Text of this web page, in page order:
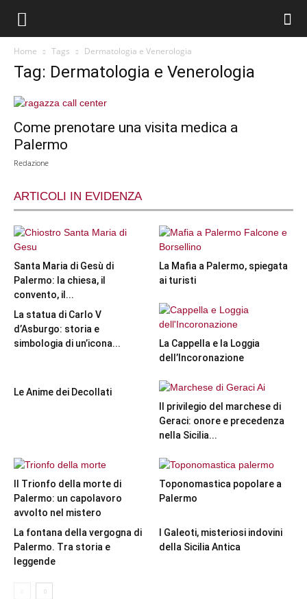
Home Tags Dermatologia e Venerologia
Tag: Dermatologia e Venerologia
Come prenotare una visita medica a
Palermo
Redazione
ARTICOLI IN EVIDENZA
Santa Maria di Gesù di
Palermo: la chiesa, il
convento, il...
La Mafia a Palermo, spiegata
ai turisti
La statua di Carlo V
d’Asburgo: storia e
simbologia di un’icona...
La Cappella e la Loggia
dell’Incoronazione
Le Anime dei Decollati
Il privilegio del marchese di
Geraci: onore e precedenza
nella Sicilia...
Il Trionfo della morte di
Palermo: un capolavoro
avvolto nel mistero
Toponomastica popolare a
Palermo
La fontana della vergogna di
Palermo. Tra storia e
leggende
I Galeoti, misteriosi indovini
della Sicilia Antica